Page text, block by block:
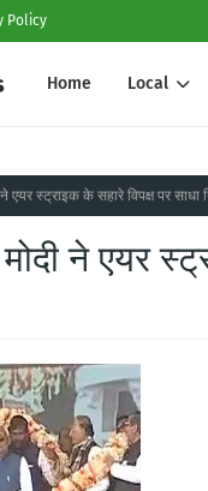
Policy
Home Local
एयर स्ट्राइक के सहारे विपक्ष पर साधा
ने एयर